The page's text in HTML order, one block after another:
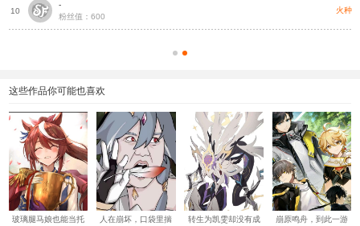
10
-
粉丝值：600
火种
这些作品你可能也喜欢
玻璃腿马娘也能当托
人在崩坏，口袋里揣
转生为凯雯却没有成
崩原鸣舟，到此一游